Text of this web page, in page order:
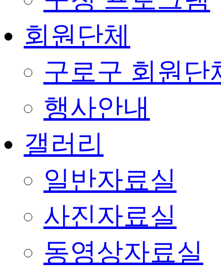
회원단체
구로구 회원단
행사안내
갤러리
일반자료실
사진자료실
동영상자료실